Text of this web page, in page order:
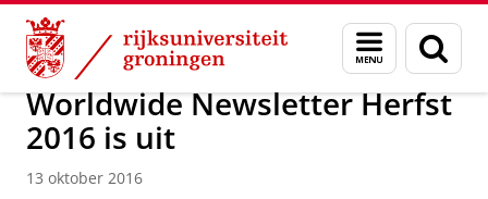
Skip
Content
Skip
Navigation
Menu
en
zoeken
Alumni Nieuws
Worldwide Newsletter Herfst
2016 is uit
13 oktober 2016